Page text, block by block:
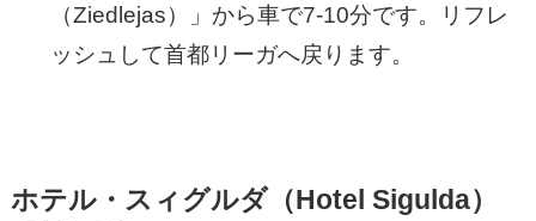
（Ziedlejas）」から車で7-10分です。リフレ
ッシュして首都リーガへ戻ります。
ホテル・スィグルダ（Hotel Sigulda）